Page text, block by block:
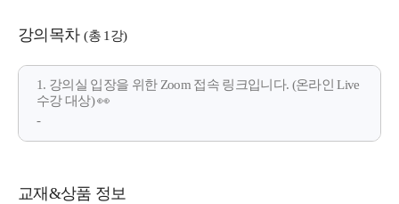
강의목차 (총 1강)
1. 강의실 입장을 위한 Zoom 접속 링크입니다. (온라인 Live
수강 대상) 👀
-
교재&상품 정보